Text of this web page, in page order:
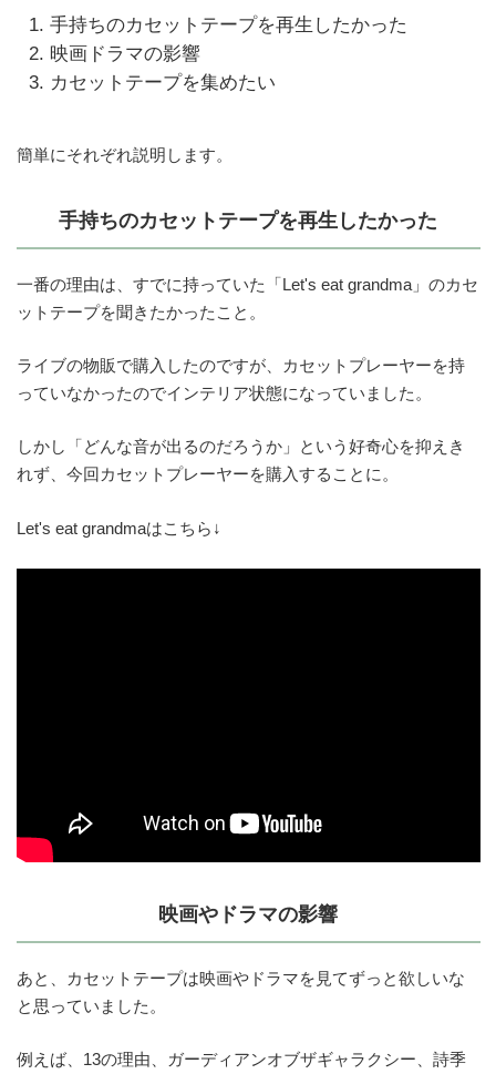
手持ちのカセットテープを再生したかった
映画ドラマの影響
カセットテープを集めたい
簡単にそれぞれ説明します。
手持ちのカセットテープを再生したかった
一番の理由は、すでに持っていた「Let's eat grandma」のカセ
ットテープを聞きたかったこと。
ライブの物販で購入したのですが、カセットプレーヤーを持
っていなかったのでインテリア状態になっていました。
しかし「どんな音が出るのだろうか」という好奇心を抑えき
れず、今回カセットプレーヤーを購入することに。
Let's eat grandmaはこちら↓
映画やドラマの影響
あと、カセットテープは映画やドラマを見てずっと欲しいな
と思っていました。
例えば、13の理由、ガーディアンオブザギャラクシー、詩季